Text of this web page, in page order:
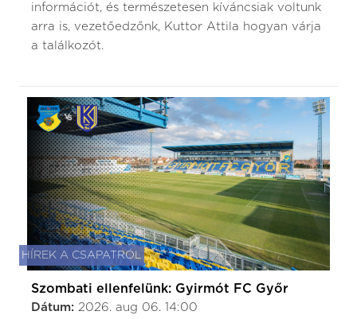
információt, és természetesen kíváncsiak voltunk
arra is, vezetőedzőnk, Kuttor Attila hogyan várja
a találkozót.
HÍREK A CSAPATRÓL
Szombati ellenfelünk: Gyirmót FC Győr
Dátum: 2026. aug 06. 14:00